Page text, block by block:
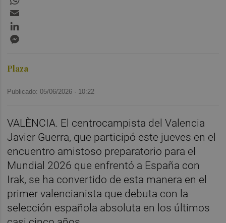
Plaza
Publicado: 05/06/2026 · 10:22
VALÈNCIA. El centrocampista del Valencia
Javier Guerra, que participó este jueves en el
encuentro amistoso preparatorio para el
Mundial 2026 que enfrentó a España con
Irak, se ha convertido de esta manera en el
primer valencianista que debuta con la
selección española absoluta en los últimos